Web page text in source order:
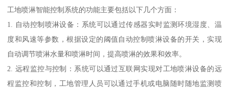
工地喷淋智能控制系统的功能主要包括以下几个方面：
1. 自动控制喷淋设备：系统可以通过传感器实时监测环境湿度、温
度和风速等参数，根据设定的阈值自动控制喷淋设备的开关，实现
自动调节喷淋水量和喷淋时间，提高喷淋的效果和效率。
2. 远程监控与控制：系统可以通过互联网实现对工地喷淋设备的远
程监控和控制，工地管理人员可以通过手机或电脑随时随地监测喷